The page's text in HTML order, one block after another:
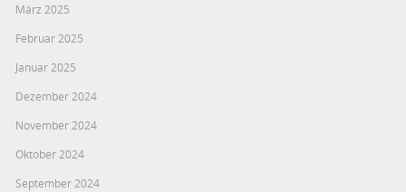
März 2025
Februar 2025
Januar 2025
Dezember 2024
November 2024
Oktober 2024
September 2024